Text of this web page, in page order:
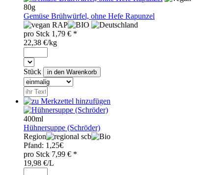
80g
Gemüse Brühwürfel, ohne Hefe Rapunzel
RAP
pro Stck 1,79 € *
22,38 €/kg
Stück
400ml
Hühnersuppe (Schröder)
Region
scb
Pfand: 1,25€
pro Stck 7,99 € *
19,98 €/L